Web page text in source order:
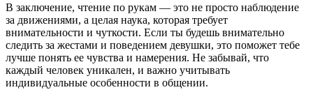
В заключение, чтение по рукам — это не просто наблюдение
за движениями, а целая наука, которая требует
внимательности и чуткости. Если ты будешь внимательно
следить за жестами и поведением девушки, это поможет тебе
лучше понять ее чувства и намерения. Не забывай, что
каждый человек уникален, и важно учитывать
индивидуальные особенности в общении.